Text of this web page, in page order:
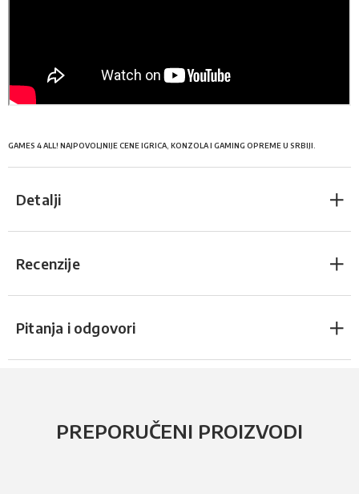
GAMES 4 ALL! NAJPOVOLJNIJE CENE IGRICA, KONZOLA I GAMING OPREME U SRBIJI.
Detalji
Recenzije
Pitanja i odgovori
PREPORUČENI PROIZVODI